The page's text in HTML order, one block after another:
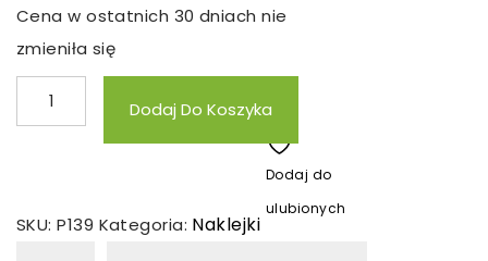
Cena w ostatnich 30 dniach nie
zmieniła się
ilość
NAKLEJKI
BOMB
Dodaj Do Koszyka
Dodaj do
ulubionych
SKU:P139 Kategoria: Naklejki